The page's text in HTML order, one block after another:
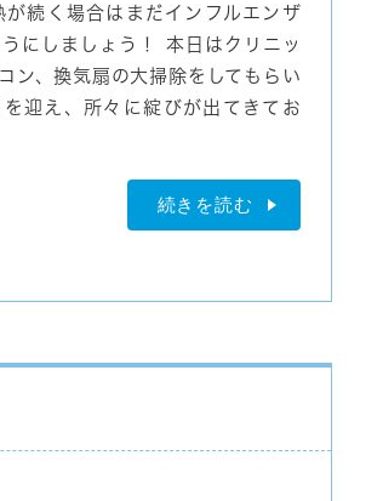
続く場合はまだインフルエンザ
にしましょう！ 本日はクリニッ
ン、換気扇の大掃除をしてもらい
迎え、所々に綻びが出てきてお
続きを読む